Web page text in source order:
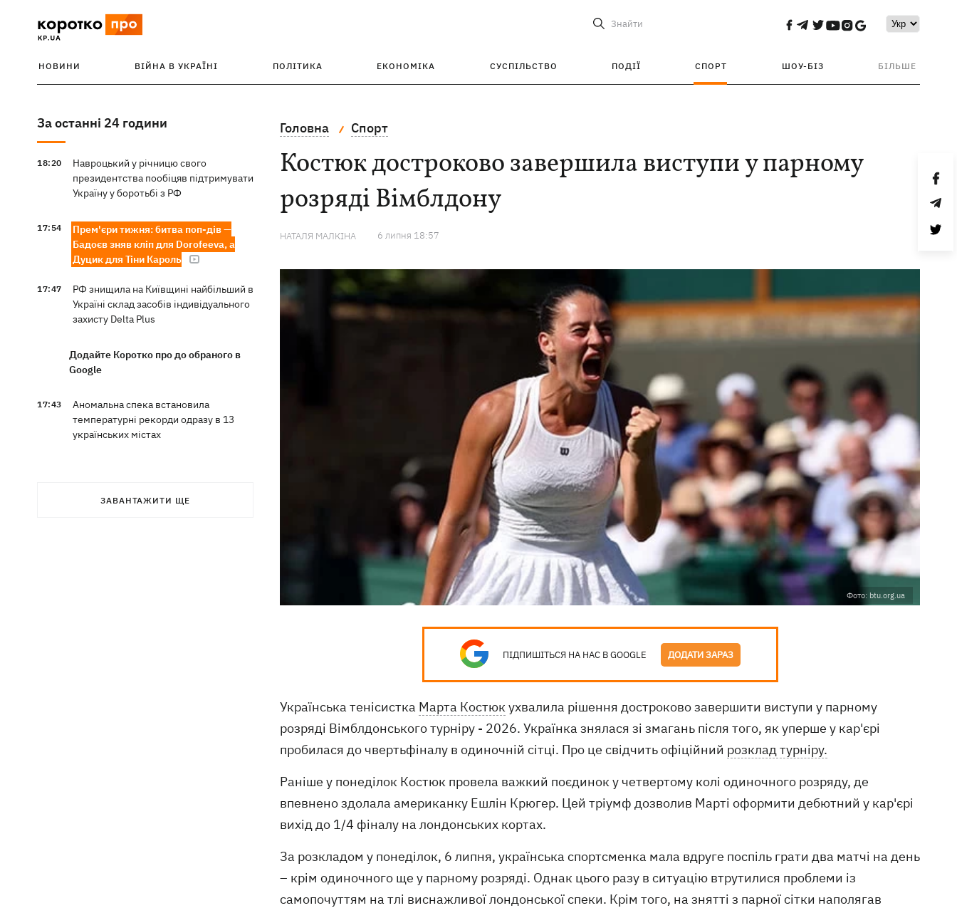
Знайти
НОВИНИ ВІЙНА В УКРАЇНІ ПОЛІТИКА ЕКОНОМІКА СУСПІЛЬСТВО ПОДІЇ СПОРТ ШОУ-БІЗ БІЛЬШЕ
За останні 24 години
18:20
Навроцький у річницю свого
президентства пообіцяв підтримувати
Україну у боротьбі з РФ
17:54
Прем'єри тижня: битва поп-дів —
Бадоєв зняв кліп для Dorofeeva, а
Дуцик для Тіни Кароль
17:47
РФ знищила на Київщині найбільший в
Україні склад засобів індивідуального
захисту Delta Plus
Додайте Коротко про до обраного в
Google
17:43
Аномальна спека встановила
температурні рекорди одразу в 13
українських містах
ЗАВАНТАЖИТИ ЩЕ
Головна Спорт
Костюк достроково завершила виступи у парному
розряді Вімблдону
НАТАЛЯ МАЛКІНА 6 липня 18:57
Фото: btu.org.ua
ПІДПИШІТЬСЯ НА НАС В GOOGLE ДОДАТИ ЗАРАЗ
Українська тенісистка Марта Костюкухвалила рішення достроково завершити виступи у парному
розряді Вімблдонського турніру - 2026. Українка знялася зі змагань після того, як уперше у кар'єрі
пробилася до чвертьфіналу в одиночній сітці. Про це свідчить офіційний розклад турніру.
Раніше у понеділок Костюк провела важкий поєдинок у четвертому колі одиночного розряду, де
впевнено здолала американку Ешлін Крюгер. Цей тріумф дозволив Марті оформити дебютний у кар'єрі
вихід до 1/4 фіналу на лондонських кортах.
За розкладом у понеділок, 6 липня, українська спортсменка мала вдруге поспіль грати два матчі на день
– крім одиночного ще у парному розряді. Однак цього разу в ситуацію втрутилися проблеми із
самопочуттям на тлі виснажливої ​​лондонської спеки. Крім того, на знятті з парної сітки наполягав